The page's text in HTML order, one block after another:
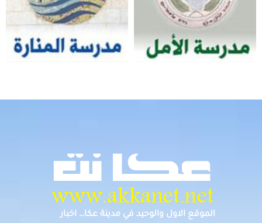
الموقع الاول والوحيد في مدينة عكا… اخبار